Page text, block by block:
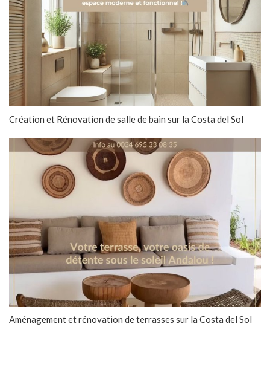
Création et Rénovation de salle de bain sur la Costa del Sol
Aménagement et rénovation de terrasses sur la Costa del Sol